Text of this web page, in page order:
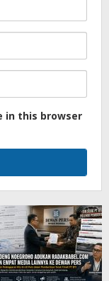
in this browser